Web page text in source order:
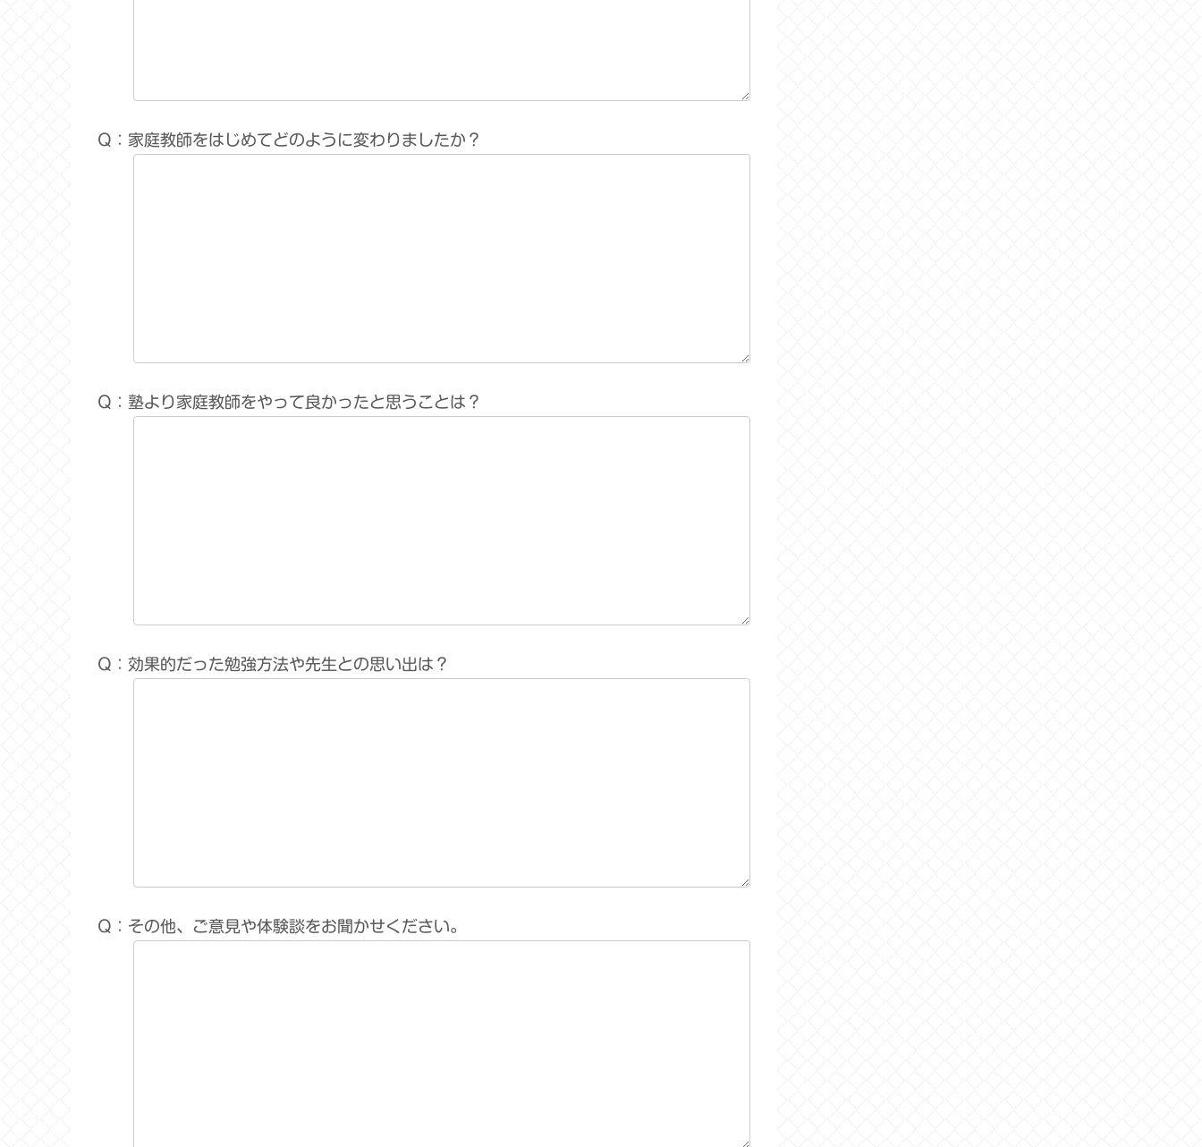
Q：家庭教師をはじめてどのように変わりましたか？
Q：塾より家庭教師をやって良かったと思うことは？
Q：効果的だった勉強方法や先生との思い出は？
Q：その他、ご意見や体験談をお聞かせください。